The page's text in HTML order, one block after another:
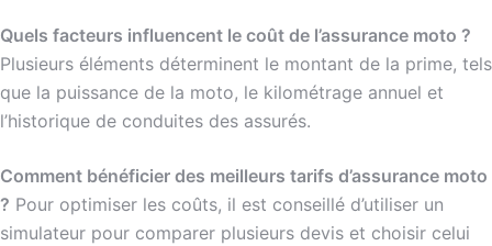
Quels facteurs influencent le coût de l’assurance moto ?
Plusieurs éléments déterminent le montant de la prime, tels
que la puissance de la moto, le kilométrage annuel et
l’historique de conduites des assurés.
Comment bénéficier des meilleurs tarifs d’assurance moto
? Pour optimiser les coûts, il est conseillé d’utiliser un
simulateur pour comparer plusieurs devis et choisir celui